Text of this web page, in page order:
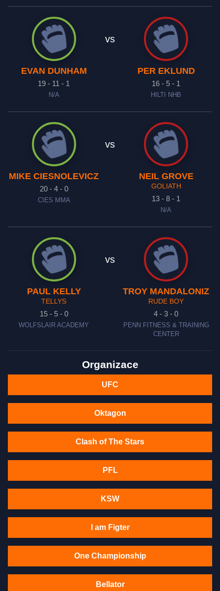
EVAN DUNHAM
19 - 11 - 1
N/A
vs
PER EKLUND
16 - 5 - 1
HILTI NHB
MIKE CIESNOLEVICZ
20 - 4 - 0
CIES MMA
vs
NEIL GROVE
GOLIATH
13 - 8 - 1
N/A
PAUL KELLY
TELLYS
15 - 5 - 0
WOLFSLAIR ACADEMY
vs
TROY MANDALONIZ
RUDE BOY
4 - 3 - 0
PENN FITNESS & TRAINING
CENTER
Organizace
UFC
Oktagon
Clash of The Stars
PFL
KSW
I am Figter
One Championship
Bellator